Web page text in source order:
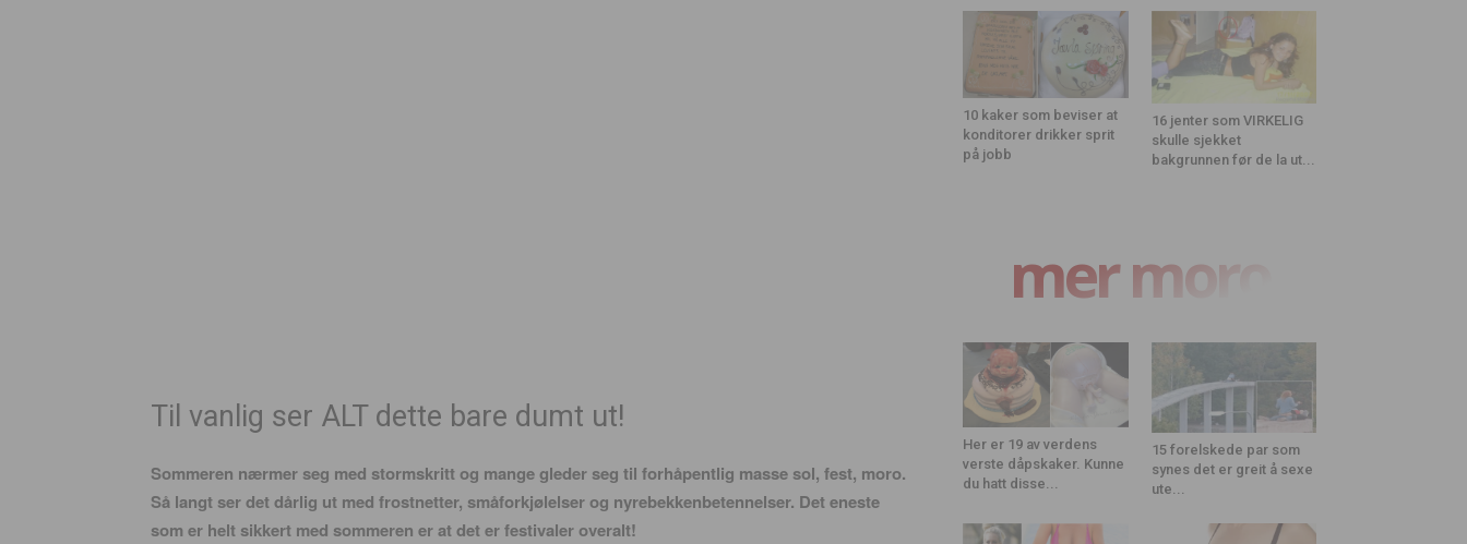
Til vanlig ser ALT dette bare dumt ut!
Sommeren nærmer seg med stormskritt og mange gleder seg til forhåpentlig masse sol, fest, moro.
Så langt ser det dårlig ut med frostnetter, småforkjølelser og nyrebekkenbetennelser. Det eneste
som er helt sikkert med sommeren er at det er festivaler overalt!
10 kaker som beviser at
konditorer drikker sprit
på jobb
16 jenter som VIRKELIG
skulle sjekket
bakgrunnen før de la ut...
mer moro
Her er 19 av verdens
verste dåpskaker. Kunne
du hatt disse...
15 forelskede par som
synes det er greit å sexe
ute...